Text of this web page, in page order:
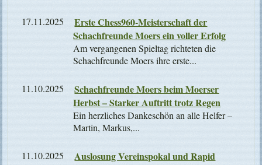
17.11.2025
Erste Chess960-Meisterschaft der
Schachfreunde Moers ein voller Erfolg
Am vergangenen Spieltag richteten die
Schachfreunde Moers ihre erste...
11.10.2025
Schachfreunde Moers beim Moerser
Herbst – Starker Auftritt trotz Regen
Ein herzliches Dankeschön an alle Helfer –
Martin, Markus,...
11.10.2025
Auslosung Vereinspokal und Rapid